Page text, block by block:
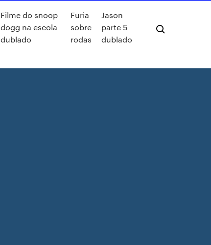
Filme do snoop
dogg na escola
dublado
Furia
sobre
rodas
Jason
parte 5
dublado